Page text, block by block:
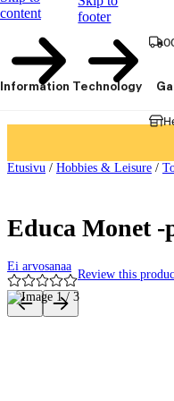
content
footer
Information Technology
Etusivu / Hobbies & Leisure /
Educa Monet -
Ei arvosanaa
Review this
Product images and